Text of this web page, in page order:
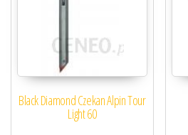
Black Diamond Czekan Alpin Tour
Light 60